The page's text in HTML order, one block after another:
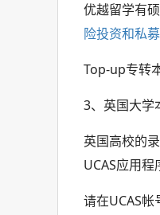
优越留学有
险投资和私
Top-up专转
3、英国大学
英国高校的
UCAS应用程
请在UCAS帐